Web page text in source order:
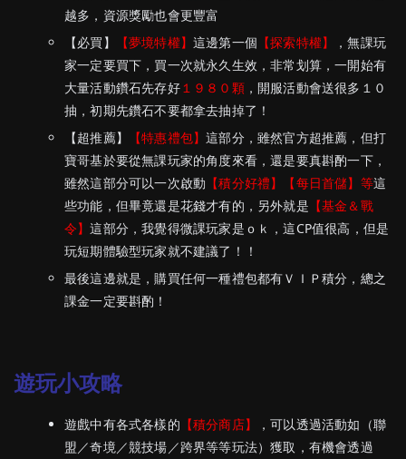
越多，資源獎勵也會更豐富
【必買】
【夢境特權】這邊第一個 【探索特權】
，無課玩
家一定要買下，買一次就永久生效，非常划算，一開始有
大量活動鑽石先存好１９８０顆，開服活動會送很多１０
抽，初期先鑽石不要都拿去抽掉了！
【超推薦】
【特惠禮包】這部分，雖然官方超推薦，但打
寶哥基於要從無課玩家的角度來看，還是要真斟酌一下，
雖然這部分可以一次啟動 【積分好禮】【每日首儲】等這
些功能，但畢竟還是花錢才有的，另外就是 【基金＆戰
令】這部分，我覺得微課玩家是ｏｋ，這CP值很高，但是
玩短期體驗型玩家就不建議了！！
最後這邊就是，購買任何一種禮包都有ＶＩＰ積分，總之
課金一定要斟酌！
遊玩小攻略
遊戲中有各式各樣的 【積分商店】
，可以透過活動如（聯
盟／奇境／競技場／跨界等等玩法）獲取，有機會透過